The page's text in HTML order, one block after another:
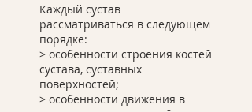
Каждый сустав
рассматриваться в следующем
порядке:
> особенности строения костей
сустава, суставных
поверхностей;
> особенности движения в